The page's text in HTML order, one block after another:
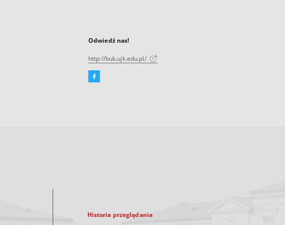
Odwiedź nas!
http://buk.ujk.edu.pl/
Facebook
Historia przeglądania